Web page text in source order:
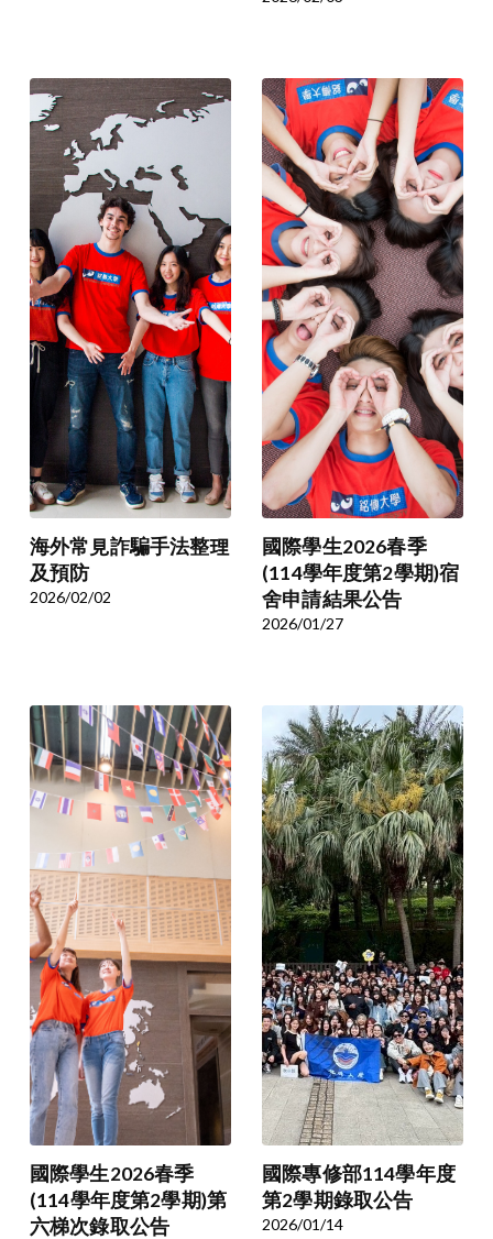
海外常見詐騙手法整理
及預防
2026/02/02
國際學生2026春季
(114學年度第2學期)宿
舍申請結果公告
2026/01/27
國際學生2026春季
(114學年度第2學期)第
六梯次錄取公告
國際專修部114學年度
第2學期錄取公告
2026/01/14